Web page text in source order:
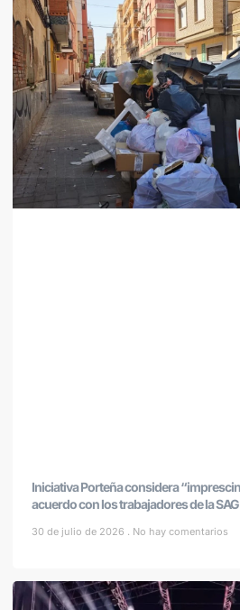
Iniciativa Porteña considera
acuerdo con los trabajadores de la SAG
30 de julio de 2026 No hay comentarios